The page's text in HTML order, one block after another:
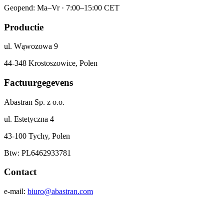
Geopend: Ma–Vr · 7:00–15:00 CET
Productie
ul. Wąwozowa 9
44-348 Krostoszowice, Polen
Factuurgegevens
Abastran Sp. z o.o.
ul. Estetyczna 4
43-100 Tychy, Polen
Btw: PL6462933781
Contact
e-mail: biuro@abastran.com